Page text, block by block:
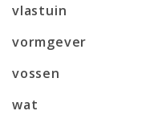
vlastuin
vormgever
vossen
wat